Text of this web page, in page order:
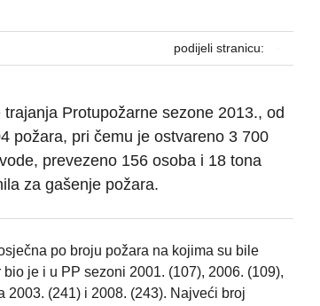
podijeli stranicu:
Protupožarne sezone 2013., od
požara, pri čemu je ostvareno 3 700
prevezeno 156 osoba i 18 tona
za gašenje požara.
po broju požara na kojima su bile
je i u PP sezoni 2001. (107), 2006. (109),
2003. (241) i 2008. (243). Najveći broj